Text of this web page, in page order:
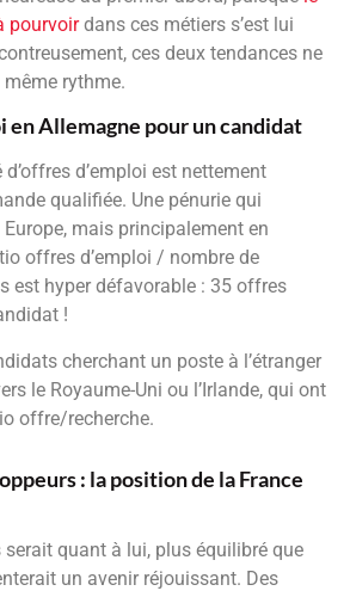
pourvoirdans ces métiers s’est lui
ces deux tendances ne
rythme.
en Allemagne pour un candidat
d’emploi est nettement
qualifiée. Une pénurie qui
mais principalement en
offres d’emploi / nombre de
est hyper défavorable : 35 offres
!
cherchant un poste à l’étranger
le Royaume-Uni ou l’Irlande, qui ont
offre/recherche.
: la position de la France
serait quant à lui, plus équilibré que
un avenir réjouissant. Des